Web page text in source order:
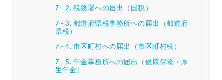
税務署への届出（国税）
都道府県税事務所への届出（都道府
県税）
市区町村への届出（市区町村税）
年金事務所への届出（健康保険・厚
生年金）